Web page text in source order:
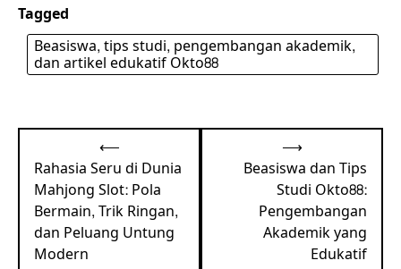
Tagged
Beasiswa, tips studi, pengembangan akademik,
dan artikel edukatif Okto88
Post
navigation
⟵
Rahasia Seru di Dunia
Mahjong Slot: Pola
Bermain, Trik Ringan,
dan Peluang Untung
Modern
Beasiswa dan Tips
Studi Okto88:
Pengembangan
Akademik yang
Edukatif
⟶